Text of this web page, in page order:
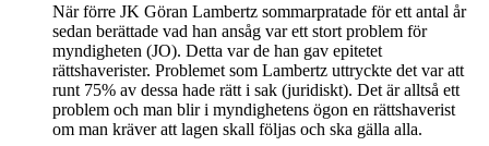
När förre JK Göran Lambertz sommarpratade för ett antal år
sedan berättade vad han ansåg var ett stort problem för
myndigheten (JO). Detta var de han gav epitetet
rättshaverister. Problemet som Lambertz uttryckte det var att
runt 75% av dessa hade rätt i sak (juridiskt). Det är alltså ett
problem och man blir i myndighetens ögon en rättshaverist
om man kräver att lagen skall följas och ska gälla alla.